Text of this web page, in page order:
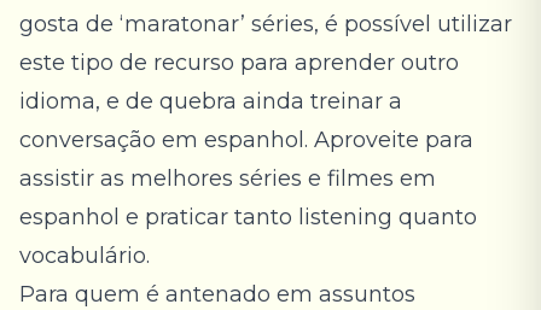
gosta de ‘maratonar’ séries, é possível utilizar
este tipo de recurso para aprender outro
idioma, e de quebra ainda treinar a
conversação em espanhol. Aproveite para
assistir as melhores séries e filmes em
espanhol e praticar tanto listening quanto
vocabulário.
Para quem é antenado em assuntos